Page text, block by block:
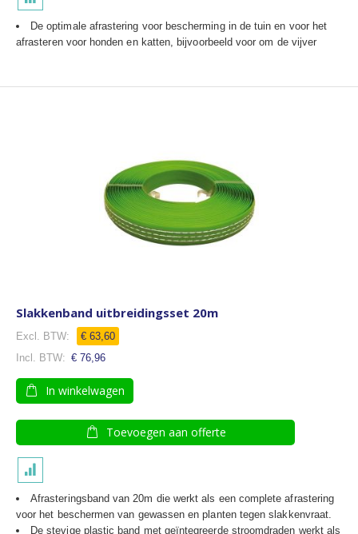
De optimale afrastering voor bescherming in de tuin en voor het
afrasteren voor honden en katten, bijvoorbeeld voor om de vijver
Slakkenband uitbreidingsset 20m
€ 63,60
€ 76,96
In winkelwagen
Toevoegen aan offerte
Afrasteringsband van 20m die werkt als een complete afrastering
voor het beschermen van gewassen en planten tegen slakkenvraat.
De stevige plastic band met geïntegreerde stroomdraden werkt als